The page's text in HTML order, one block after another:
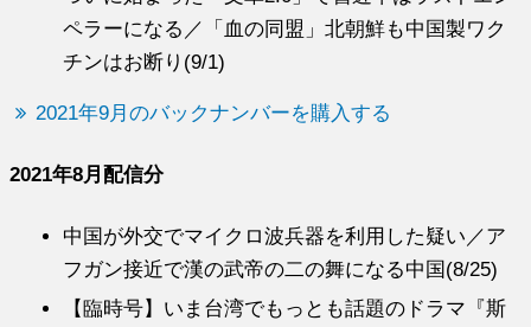
ペラーになる／「血の同盟」北朝鮮も中国製ワク
チンはお断り(9/1)
2021年9月のバックナンバーを購入する
2021年8月配信分
中国が外交でマイクロ波兵器を利用した疑い／ア
フガン接近で漢の武帝の二の舞になる中国(8/25)
【臨時号】いま台湾でもっとも話題のドラマ『斯